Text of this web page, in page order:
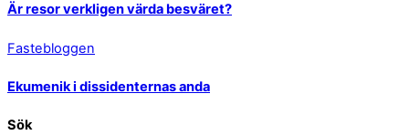
Är resor verkligen värda besväret?
Fastebloggen
Ekumenik i dissidenternas anda
Sök